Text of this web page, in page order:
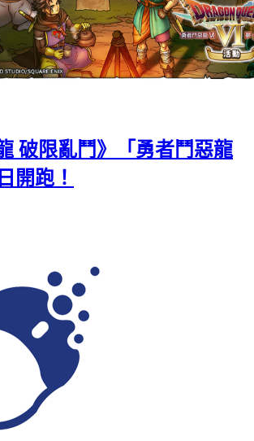
破限亂鬥》「勇者鬥惡龍
開跑！